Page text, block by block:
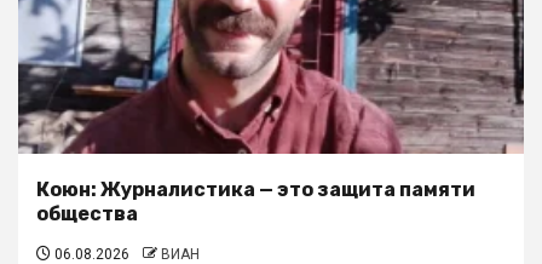
Коюн: Журналистика — это защита памяти
общества
06.08.2026 ВИАН